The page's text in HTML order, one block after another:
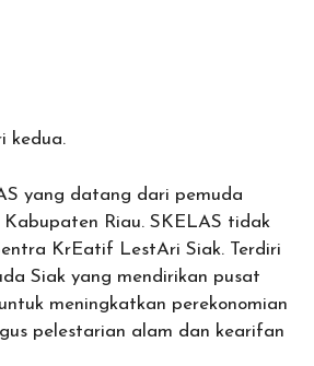
kedua.
yang datang dari pemuda
Riau. SKELAS tidak
KrEatif LestAri Siak. Terdiri
Siak yang mendirikan pusat
meningkatkan perekonomian
pelestarian alam dan kearifan